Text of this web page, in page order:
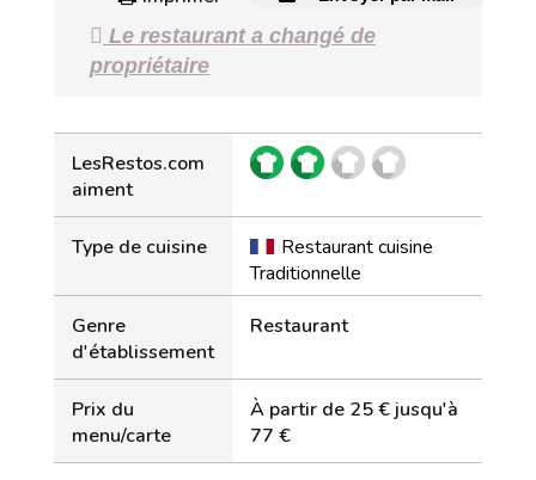
Le restaurant a changé de
propriétaire
LesRestos.com
aiment
Type de cuisine
Restaurant cuisine
Traditionnelle
Genre
d'établissement
Restaurant
Prix du
menu/carte
À partir de 25 € jusqu'à
77 €